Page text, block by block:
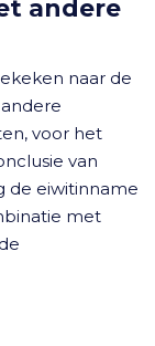
andere
naar de
voor het
van
de eiwitinname
met